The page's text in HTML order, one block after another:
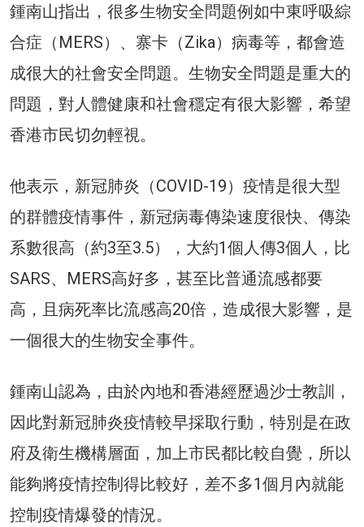
鍾南山指出，很多生物安全問題例如中東呼吸綜
合症（MERS）、寨卡（Zika）病毒等，都會造
成很大的社會安全問題。生物安全問題是重大的
問題，對人體健康和社會穩定有很大影響，希望
香港市民切勿輕視。
他表示，新冠肺炎（COVID-19）疫情是很大型
的群體疫情事件，新冠病毒傳染速度很快、傳染
系數很高（約3至3.5），大約1個人傳3個人，比
SARS、MERS高好多，甚至比普通流感都要
高，且病死率比流感高20倍，造成很大影響，是
一個很大的生物安全事件。
鍾南山認為，由於內地和香港經歷過沙士教訓，
因此對新冠肺炎疫情較早採取行動，特別是在政
府及衛生機構層面，加上市民都比較自覺，所以
能夠將疫情控制得比較好，差不多1個月內就能
控制疫情爆發的情況。